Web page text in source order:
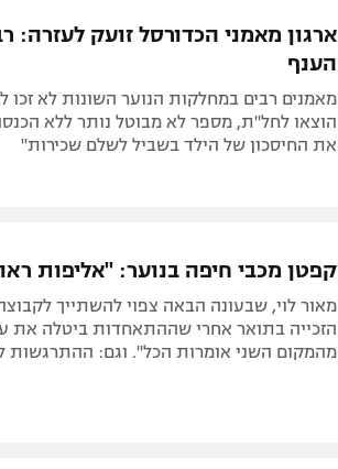
ארגון מאמני הכדורסל זועק לעזרה:
הענף
מאמנים רבים במחלקות הנוער השונות לא
הוצאו לחל"ת, מספר לא מבוטל נותר ללא
את החיסכון של הילד בשביל לשלם שכירות"
קפטן מכבי חיפה בנוער: "אליפות
מאור לוי, שבעונה הבאה צפוי להשתייך
מהמקום השני אומרות הכל". וגם: ההתרגשות